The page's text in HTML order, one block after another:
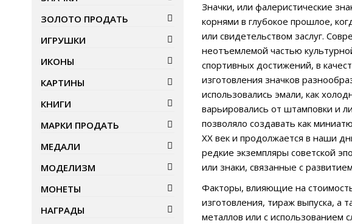
Значки, или фалеристические
корнями в глубокое прошлое,
или свидетельством заслуг.
неотъемлемой частью
спортивных достижений, в
изготовления значков
использовались эмали, как
варьировались от штамповки и
позволяло создавать как
XX век и продолжается в наши
редкие экземпляры советской
или знаки, связанные с
Факторы, влияющие на
изготовления, тираж выпуска, а
металлов или с использованием
ЗОЛОТО ПРОДАТЬ
ИГРУШКИ
ИКОНЫ
КАРТИНЫ
КНИГИ
МАРКИ ПРОДАТЬ
МЕДАЛИ
МОДЕЛИЗМ
МОНЕТЫ
НАГРАДЫ